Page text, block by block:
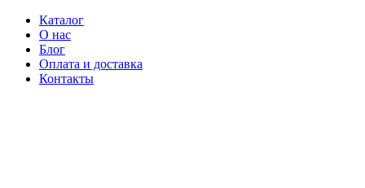
Каталог
О нас
Блог
Оплата и доставка
Контакты